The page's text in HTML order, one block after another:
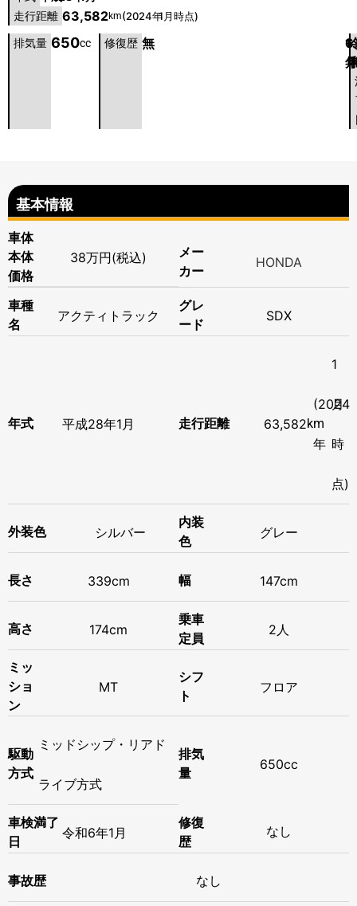
走行距離 63,582km(2024年1月時点)
排気量 650cc 修復歴 無
6
年
1
月
基本情報
車体
本体
価格
38万円(税込)
メー
カー
HONDA
車種
名
アクティトラック
グレ
ード
SDX
年式 平成28年1月 走行距離 63,582km
(2024
年
1
月
時
点)
外装色 シルバー
内装
色
グレー
長さ 339cm 幅 147cm
高さ 174cm
乗車
定員
2人
ミッ
ショ
ン
MT
シフ
ト
フロア
駆動
方式
ミッドシップ・リアド
ライブ方式
排気
量
650cc
車検満了
日
令和6年1月
修復
歴
なし
事故歴 なし